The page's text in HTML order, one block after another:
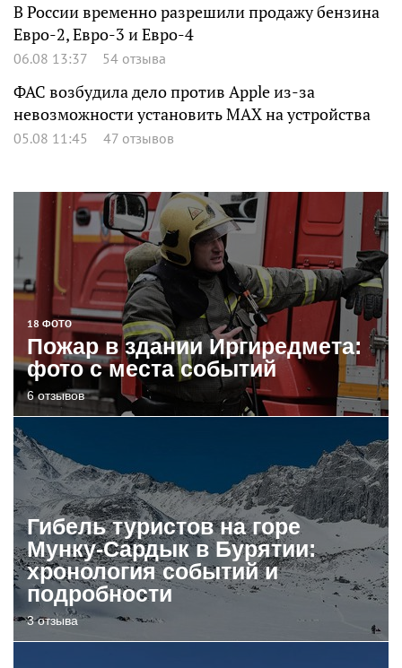
В России временно разрешили продажу бензина
Евро-2, Евро-3 и Евро-4
06.08 13:37 54 отзыва
ФАС возбудила дело против Apple из-за
невозможности установить MAX на устройства
05.08 11:45 47 отзывов
18 ФОТО
Пожар в здании Иргиредмета:
фото с места событий
6 отзывов
Гибель туристов на горе
Мунку-Сардык в Бурятии:
хронология событий и
подробности
3 отзыва